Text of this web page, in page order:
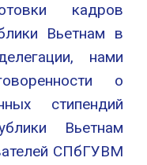
кадров
Вьетнам в
нами
о
стипендий
Вьетнам
СПбГУВМ